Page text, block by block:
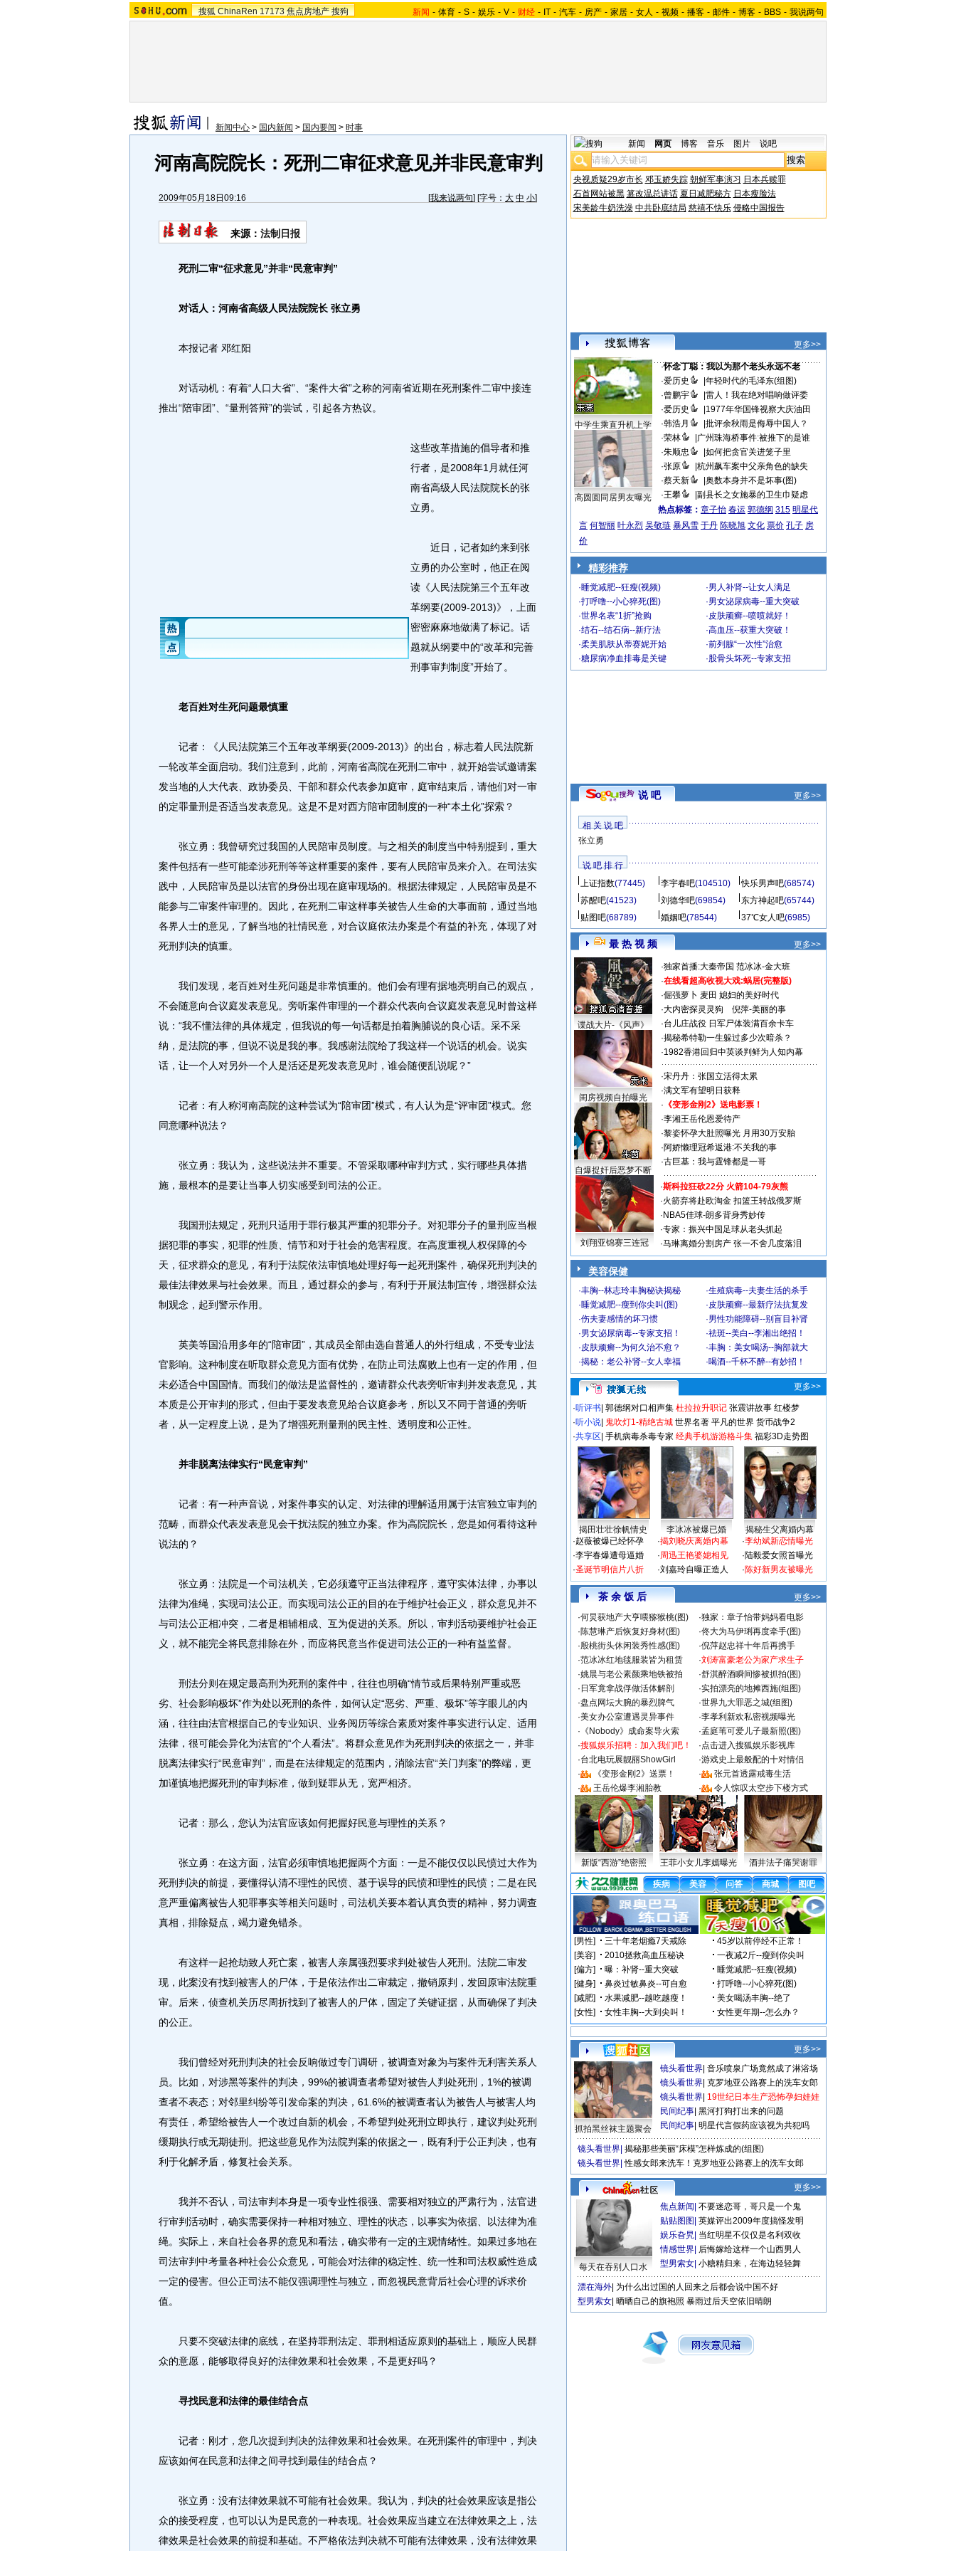
搜狐 ChinaRen 17173 焦点房地产 搜狗 新闻 - 体育 - S - 娱乐 - V - 财经 - IT - 汽车 - 房产 - 家居 - 女人 - 视频 - 播客 - 邮件 - 博客 - BBS - 我说两句
新闻中心 > 国内新闻 > 国内要闻 > 时事
河南高院院长：死刑二审征求意见并非民意审判
2009年05月18日09:16 [我来说两句] [字号： 大 中 小]
来源： 法制日报
死刑二审“征求意见”并非“民意审判”
对话人：河南省高级人民法院院长 张立勇
本报记者 邓红阳
对话动机：有着“人口大省”、“案件大省”之称的河南省近期在死刑案件二审中接连
推出“陪审团”、“量刑答辩”的尝试，引起各方热议。
这些改革措施的倡导者和推
行者，是2008年1月就任河
南省高级人民法院院长的张
立勇。
近日，记者如约来到张
立勇的办公室时，他正在阅
读《人民法院第三个五年改
革纲要(2009-2013)》，上面
密密麻麻地做满了标记。话
题就从纲要中的“改革和完善
刑事审判制度”开始了。
老百姓对生死问题最慎重
记者：《人民法院第三个五年改革纲要(2009-2013)》的出台，标志着人民法院新
一轮改革全面启动。我们注意到，此前，河南省高院在死刑二审中，就开始尝试邀请案
发当地的人大代表、政协委员、干部和群众代表参加庭审，庭审结束后，请他们对一审
的定罪量刑是否适当发表意见。这是不是对西方陪审团制度的一种“本土化”探索？
张立勇：我曾研究过我国的人民陪审员制度。与之相关的制度当中特别提到，重大
案件包括有一些可能牵涉死刑等等这样重要的案件，要有人民陪审员来介入。在司法实
践中，人民陪审员是以法官的身份出现在庭审现场的。根据法律规定，人民陪审员是不
能参与二审案件审理的。因此，在死刑二审这样事关被告人生命的大事面前，通过当地
各界人士的意见，了解当地的社情民意，对合议庭依法办案是个有益的补充，体现了对
死刑判决的慎重。
我们发现，老百姓对生死问题是非常慎重的。他们会有理有据地亮明自己的观点，
不会随意向合议庭发表意见。旁听案件审理的一个群众代表向合议庭发表意见时曾这样
说：“我不懂法律的具体规定，但我说的每一句话都是拍着胸脯说的良心话。采不采
纳，是法院的事，但说不说是我的事。我感谢法院给了我这样一个说话的机会。说实
话，让一个人对另外一个人是活还是死发表意见时，谁会随便乱说呢？”
记者：有人称河南高院的这种尝试为“陪审团”模式，有人认为是“评审团”模式。您
同意哪种说法？
张立勇：我认为，这些说法并不重要。不管采取哪种审判方式，实行哪些具体措
施，最根本的是要让当事人切实感受到司法的公正。
我国刑法规定，死刑只适用于罪行极其严重的犯罪分子。对犯罪分子的量刑应当根
据犯罪的事实，犯罪的性质、情节和对于社会的危害程度。在高度重视人权保障的今
天，征求群众的意见，有利于法院依法审慎地处理好每一起死刑案件，确保死刑判决的
最佳法律效果与社会效果。而且，通过群众的参与，有利于开展法制宣传，增强群众法
制观念，起到警示作用。
英美等国沿用多年的“陪审团”，其成员全部由选自普通人的外行组成，不受专业法
官影响。这种制度在听取群众意见方面有优势，在防止司法腐败上也有一定的作用，但
未必适合中国国情。而我们的做法是监督性的，邀请群众代表旁听审判并发表意见，其
本质是公开审判的形式，但由于要发表意见给合议庭参考，所以又不同于普通的旁听
者，从一定程度上说，是为了增强死刑量刑的民主性、透明度和公正性。
并非脱离法律实行“民意审判”
记者：有一种声音说，对案件事实的认定、对法律的理解适用属于法官独立审判的
范畴，而群众代表发表意见会干扰法院的独立办案。作为高院院长，您是如何看待这种
说法的？
张立勇：法院是一个司法机关，它必须遵守正当法律程序，遵守实体法律，办事以
法律为准绳，实现司法公正。而实现司法公正的目的在于维护社会正义，群众意见并不
与司法公正相冲突，二者是相辅相成、互为促进的关系。所以，审判活动要维护社会正
义，就不能完全将民意排除在外，而应将民意当作促进司法公正的一种有益监督。
刑法分则在规定最高刑为死刑的案件中，往往也明确“情节或后果特别严重或恶
劣、社会影响极坏”作为处以死刑的条件，如何认定“恶劣、严重、极坏”等字眼儿的内
涵，往往由法官根据自己的专业知识、业务阅历等综合素质对案件事实进行认定、适用
法律，很可能会异化为法官的“个人看法”。将群众意见作为死刑判决的依据之一，并非
脱离法律实行“民意审判”，而是在法律规定的范围内，消除法官“关门判案”的弊端，更
加谨慎地把握死刑的审判标准，做到疑罪从无，宽严相济。
记者：那么，您认为法官应该如何把握好民意与理性的关系？
张立勇：在这方面，法官必须审慎地把握两个方面：一是不能仅仅以民愤过大作为
死刑判决的前提，要懂得认清不理性的民愤、基于误导的民愤和理性的民愤；二是在民
意严重偏离被告人犯罪事实等相关问题时，司法机关要本着认真负责的精神，努力调查
真相，排除疑点，竭力避免错杀。
有这样一起抢劫致人死亡案，被害人亲属强烈要求判处被告人死刑。法院二审发
现，此案没有找到被害人的尸体，于是依法作出二审裁定，撤销原判，发回原审法院重
审。后来，侦查机关历尽周折找到了被害人的尸体，固定了关键证据，从而确保了判决
的公正。
我们曾经对死刑判决的社会反响做过专门调研，被调查对象为与案件无利害关系人
员。比如，对涉黑等案件的判决，99%的被调查者希望对被告人判处死刑，1%的被调
查者不表态；对邻里纠纷等引发命案的判决，61.6%的被调查者认为被告人与被害人均
有责任，希望给被告人一个改过自新的机会，不希望判处死刑立即执行，建议判处死刑
缓期执行或无期徒刑。把这些意见作为法院判案的依据之一，既有利于公正判决，也有
利于化解矛盾，修复社会关系。
我并不否认，司法审判本身是一项专业性很强、需要相对独立的严肃行为，法官进
行审判活动时，确实需要保持一种相对独立、理性的状态，以事实为依据、以法律为准
绳。实际上，来自社会各界的意见和看法，确实带有一定的主观情绪性。如果过多地在
司法审判中考量各种社会公众意见，可能会对法律的稳定性、统一性和司法权威性造成
一定的侵害。但公正司法不能仅强调理性与独立，而忽视民意背后社会心理的诉求价
值。
只要不突破法律的底线，在坚持罪刑法定、罪刑相适应原则的基础上，顺应人民群
众的意愿，能够取得良好的法律效果和社会效果，不是更好吗？
寻找民意和法律的最佳结合点
记者：刚才，您几次提到判决的法律效果和社会效果。在死刑案件的审理中，判决
应该如何在民意和法律之间寻找到最佳的结合点？
张立勇：没有法律效果就不可能有社会效果。我认为，判决的社会效果应该是指公
众的接受程度，也可以认为是民意的一种表现。社会效果应当建立在法律效果之上，法
律效果是社会效果的前提和基础。不严格依法判决就不可能有法律效果，没有法律效果
新闻 网页 博客 音乐 图片 说吧
央视质疑29岁市长 邓玉娇失踪 朝鲜军事演习 日本兵赎罪
石首网站被黑 篡改温总讲话 夏日减肥秘方 日本瘦脸法
宋美龄牛奶洗澡 中共卧底结局 慈禧不快乐 侵略中国报告
更多>>
中学生乘直升机上学
高圆圆同居男友曝光
·怀念丁聪：我以为那个老头永远不老
·爱历史
年轻时代的毛泽东(组图)
·曾鹏宇
雷人！我在绝对唱响做评委
·爱历史
1977年华国锋视察大庆油田
·韩浩月
批评余秋雨是侮辱中国人？
·荣林
广州珠海桥事件:被推下的是谁
·朱顺忠
如何把贪官关进笼子里
·张原
杭州飙车案中父亲角色的缺失
·蔡天新
奥数本身并不是坏事(图)
·王攀
副县长之女施暴的卫生巾疑虑
热点标签： 章子怡 春运 郭德纲 315 明星代
言 何智丽 叶永烈 吴敬琏 暴风雪 于丹 陈晓旭 文化 票价 孔子 房
价
精彩推荐
·睡觉减肥--狂瘦(视频) ·男人补肾--让女人满足
·打呼噜--小心猝死(图) ·男女泌尿病毒--重大突破
·世界名表“1折”抢购 ·皮肤顽癣--喷喷就好！
·结石--结石病--新疗法 ·高血压--获重大突破！
·柔美肌肤从蒂赛妮开始 ·前列腺“一次性”治愈
·糖尿病净血排毒是关键 ·股骨头坏死--专家支招
说 吧 更多>>
相 关 说 吧
张立勇
说 吧 排 行
上证指数(77445) 李宇春吧(104510) 快乐男声吧(68574)
苏醒吧(41523) 刘德华吧(69854) 东方神起吧(65744)
贴图吧(68789) 婚姻吧(78544) 37℃女人吧(6985)
最 热 视 频 更多>>
谍战大片-《风声》
闺房视频自拍曝光
自爆捉奸后恶梦不断
·独家首播:大秦帝国 范冰冰-金大班
·在线看超高收视大戏:蜗居(完整版)
·倔强萝卜 麦田 媳妇的美好时代
·大内密探灵灵狗
倪萍-美丽的事
·台儿庄战役 日军尸体装满百余卡车
·揭秘希特勒一生躲过多少次暗杀？
·1982香港回归中英谈判鲜为人知内幕
·宋丹丹：张国立活得太累
·满文军有望明日获释
· 《变形金刚2》送电影票！
·李湘王岳伦恩爱待产
·黎姿怀孕大肚照曝光 月用30万安胎
·阿娇懒理冠希返港:不关我的事
·古巨基：我与霆锋都是一哥
刘翔亚锦赛三连冠
·斯科拉狂砍22分 火箭104-79灰熊
·火箭弃将赴欧淘金 扣篮王转战俄罗斯
· NBA5佳球-朗多背身秀妙传
·专家：振兴中国足球从老头抓起
·马琳离婚分割房产 张一不舍几度落泪
美容保健
·丰胸--林志玲丰胸秘诀揭秘 ·生殖病毒--夫妻生活的杀手
·睡觉减肥--瘦到你尖叫(图) ·皮肤顽癣--最新疗法抗复发
·伤夫妻感情的坏习惯 ·男性功能障碍--别盲目补肾
·男女泌尿病毒--专家支招！ ·祛斑--美白--李湘出绝招！
·皮肤顽癣--为何久治不愈？ ·丰胸：美女喝汤--胸部就大
·揭秘：老公补肾--女人幸福 ·喝酒--千杯不醉--有妙招！
更多>>
·听评书 郭德纲对口相声集 杜拉拉升职记 张震讲故事 红楼梦
·听小说 鬼吹灯1-精绝古城 世界名著 平凡的世界 货币战争2
·共享区 手机病毒杀毒专家 经典手机游游格斗集 福彩3D走势图
揭田壮壮徐帆情史 李冰冰被爆已婚
揭秘生父离婚内幕
·赵薇被爆已经怀孕
·李宇春爆遭母逼婚
·圣诞节明信片八折
·揭刘晓庆离婚内幕
·周迅王艳婆媳相见
·刘嘉玲自曝正造人
·李幼斌新恋情曝光
·陆毅爱女照首曝光
·陈好新男友被曝光
茶 余 饭 后
更多>>
·何炅获地产大亨喂猕猴桃(图) ·独家：章子怡带妈妈看电影
·陈慧琳产后恢复好身材(图) ·佟大为马伊琍再度牵手(图)
·殷桃街头休闲装秀性感(图) ·倪萍赵忠祥十年后再携手
·范冰冰红地毯服装皆为租赁 ·刘涛富豪老公为家产求生子
·姚晨与老公素颜乘地铁被拍 ·舒淇醉酒瞬间惨被抓拍(图)
· 日军竟拿战俘做活体解剖 ·实拍漂亮的地摊西施(组图)
·盘点网坛大腕的暴烈脾气 ·世界九大罪恶之城(组图)
·美女办公室遭遇灵异事件 ·李孝利新欢私密视频曝光
· 《Nobody》成命案导火索 ·孟庭苇可爱儿子最新照(图)
·搜狐娱乐招聘：加入我们吧！ ·点击进入搜狐娱乐影视库
·台北电玩展靓丽ShowGirl ·游戏史上最般配的十对情侣
·
《变形金刚2》送票！ ·
张元首透露戒毒生活
·
王岳伦爆李湘胎教 · 令人惊叹太空步下楼方式
新版“西游”绝密照 王菲小女儿李嫣曝光 酒井法子痛哭谢罪
更多>>
抓拍黑丝袜主题聚会
镜头看世界 音乐喷泉广场竟然成了淋浴场
镜头看世界 克罗地亚公路赛上的洗车女郎
镜头看世界 19世纪日本生产恐怖孕妇娃娃
民间纪事 黑河打狗打出来的问题
民间纪事 明星代言假药应该视为共犯吗
镜头看世界 揭秘那些美丽“床模”怎样炼成的(组图)
镜头看世界 性感女郎来洗车！克罗地亚公路赛上的洗车女郎
更多>>
每天在吞别人口水
焦点新闻 不要迷恋哥，哥只是一个鬼
贴贴图图 英媒评出2009年度搞怪发明
娱乐旮旯 当红明星不仅仅是名利双收
情感世界 后悔嫁给这样一个山西男人
型男索女 小糖精归来，在海边轻轻舞
漂在海外 为什么出过国的人回来之后都会说中国不好
型男索女 晒晒自己的旗袍照 暴雨过后天空依旧晴朗